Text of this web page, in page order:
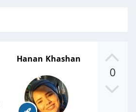
0
Hanan Khashan